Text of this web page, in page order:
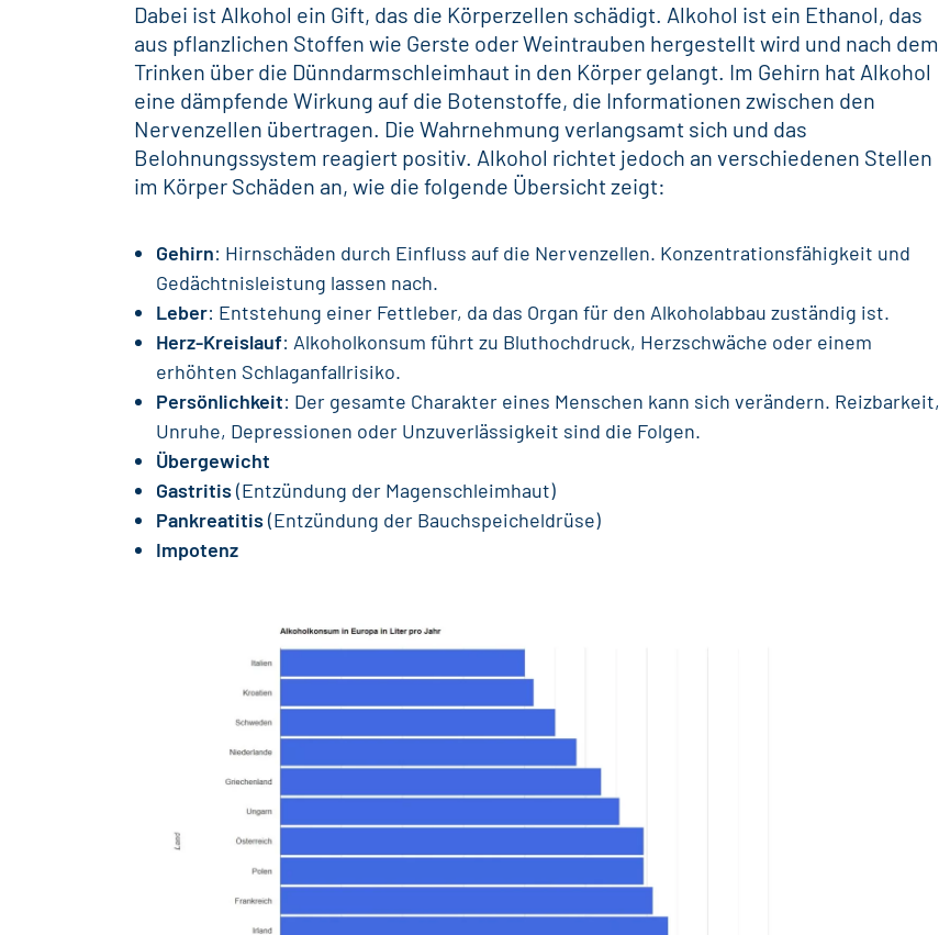
Dabei ist Alkohol ein Gift, das die Körperzellen schädigt. Alkohol ist ein Ethanol, das
aus pflanzlichen Stoffen wie Gerste oder Weintrauben hergestellt wird und nach dem
Trinken über die Dünndarmschleimhaut in den Körper gelangt. Im Gehirn hat Alkohol
eine dämpfende Wirkung auf die Botenstoffe, die Informationen zwischen den
Nervenzellen übertragen. Die Wahrnehmung verlangsamt sich und das
Belohnungssystem reagiert positiv. Alkohol richtet jedoch an verschiedenen Stellen
im Körper Schäden an, wie die folgende Übersicht zeigt:
Gehirn: Hirnschäden durch Einfluss auf die Nervenzellen. Konzentrationsfähigkeit und
Gedächtnisleistung lassen nach.
Leber: Entstehung einer Fettleber, da das Organ für den Alkoholabbau zuständig ist.
Herz-Kreislauf: Alkoholkonsum führt zu Bluthochdruck, Herzschwäche oder einem
erhöhten Schlaganfallrisiko.
Persönlichkeit: Der gesamte Charakter eines Menschen kann sich verändern. Reizbarkeit,
Unruhe, Depressionen oder Unzuverlässigkeit sind die Folgen.
Übergewicht
Gastritis(Entzündung der Magenschleimhaut)
Pankreatitis(Entzündung der Bauchspeicheldrüse)
Impotenz